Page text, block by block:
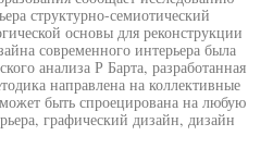
структурно-семиотический
основы для реконструкции
современного интерьера была
анализа Р Барта, разработанная
направлена на коллективные
быть спроецирована на любую
графический дизайн, дизайн